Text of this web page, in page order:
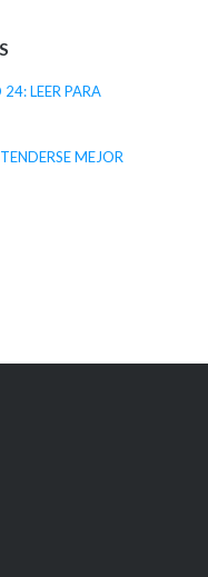
LEER PARA
MEJOR